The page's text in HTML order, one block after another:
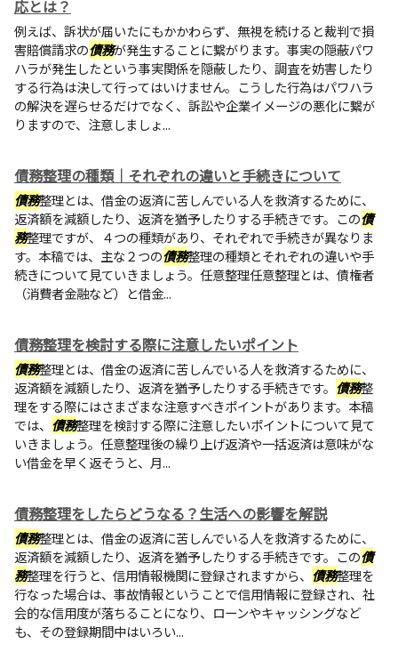
応とは？
例えば、訴状が届いたにもかかわらず、無視を続けると裁判で損
害賠償請求の債務が発生することに繋がります。事実の隠蔽パワ
ハラが発生したという事実関係を隠蔽したり、調査を妨害したり
する行為は決して行ってはいけません。こうした行為はパワハラ
の解決を遅らせるだけでなく、訴訟や企業イメージの悪化に繋が
りますので、注意しましょ...
債務整理の種類｜それぞれの違いと手続きについて
債務整理とは、借金の返済に苦しんでいる人を救済するために、
返済額を減額したり、返済を猶予したりする手続きです。この債
務整理ですが、４つの種類があり、それぞれで手続きが異なりま
す。本稿では、主な２つの債務整理の種類とそれぞれの違いや手
続きについて見ていきましょう。任意整理任意整理とは、債権者
（消費者金融など）と借金...
債務整理を検討する際に注意したいポイント
債務整理とは、借金の返済に苦しんでいる人を救済するために、
返済額を減額したり、返済を猶予したりする手続きです。 債務整
理をする際にはさまざまな注意すべきポイントがあります。本稿
では、 債務整理を検討する際に注意したいポイントについて見て
いきましょう。任意整理後の繰り上げ返済や一括返済は意味がな
い借金を早く返そうと、月...
債務整理をしたらどうなる？生活への影響を解説
債務整理とは、借金の返済に苦しんでいる人を救済するために、
返済額を減額したり、返済を猶予したりする手続きです。この債
務整理を行うと、信用情報機関に登録されますから、 債務整理を
行なった場合は、事故情報ということで信用情報に登録され、社
会的な信用度が落ちることになり、ローンやキャッシングなど
も、その登録期間中はいろい...